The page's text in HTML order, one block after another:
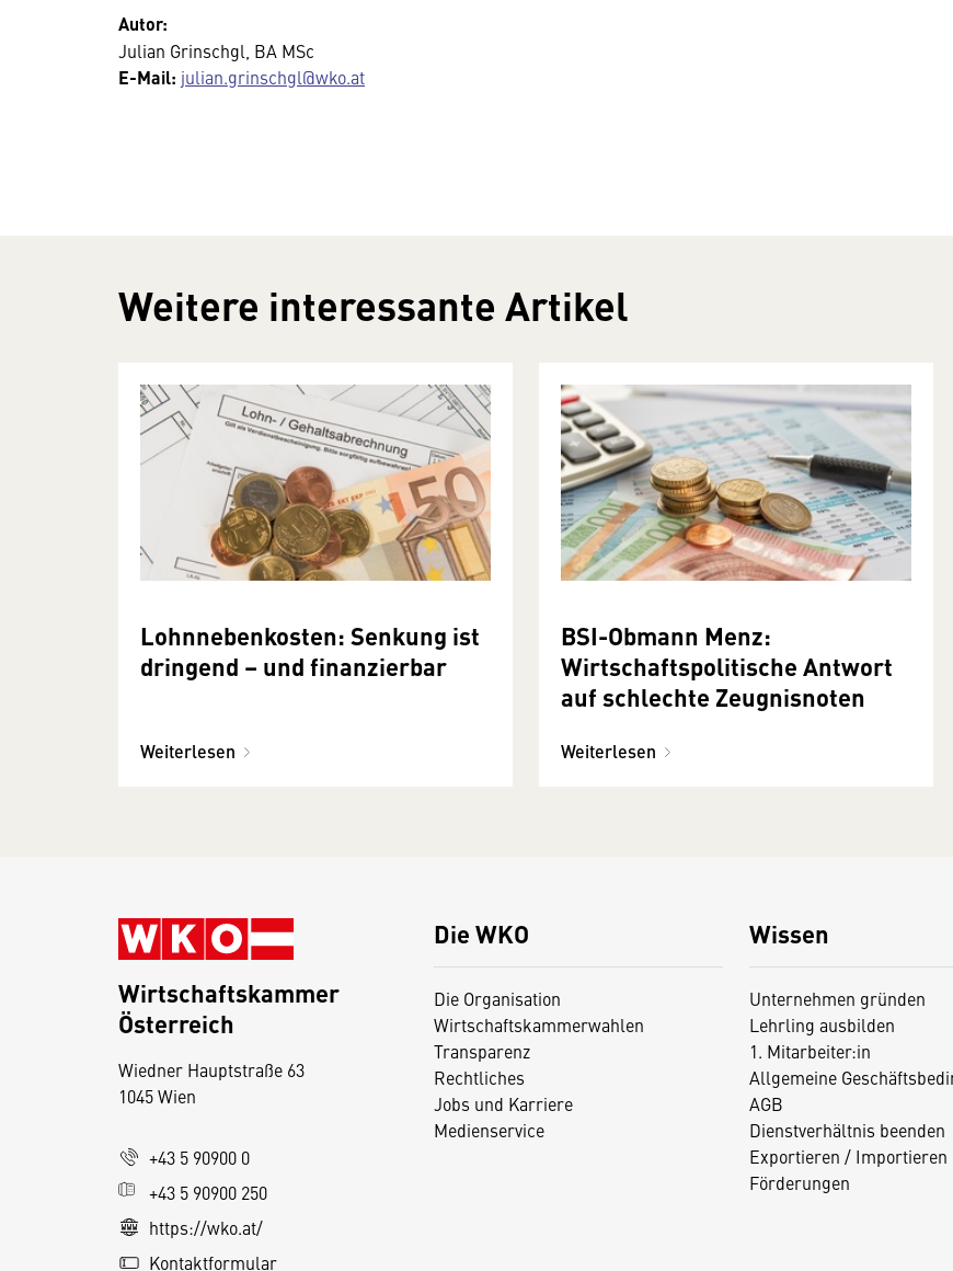
Autor:
Julian Grinschgl, BA MSc
E-Mail: julian.grinschgl@wko.at
Weitere interessante Artikel
Lohnnebenkosten: Senkung ist
dringend – und finanzierbar
Weiterlesen
BSI-Obmann Menz:
Wirtschaftspolitische Antwort
auf schlechte Zeugnisnoten
Weiterlesen
Die WKO
Die Organisation
Wirtschaftskammerwahlen
Transparenz
Rechtliches
Jobs und Karriere
Medienservice
Wissen
Unternehmen gründen
Lehrling ausbilden
1. Mitarbeiter:in
Allgemeine
AGB
Dienstverhältnis beenden
Exportieren / Importieren
Förderungen
Wirtschaftskammer
Österreich
Wiedner Hauptstraße 63
1045 Wien
+43 5 90900 0
+43 5 90900 250
https://wko.at/
Kontaktformular